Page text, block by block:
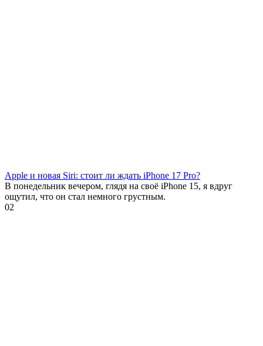
Apple и новая Siri: стоит ли ждать iPhone 17 Pro?
В понедельник вечером, глядя на своё iPhone 15, я вдруг
ощутил, что он стал немного грустным.
02